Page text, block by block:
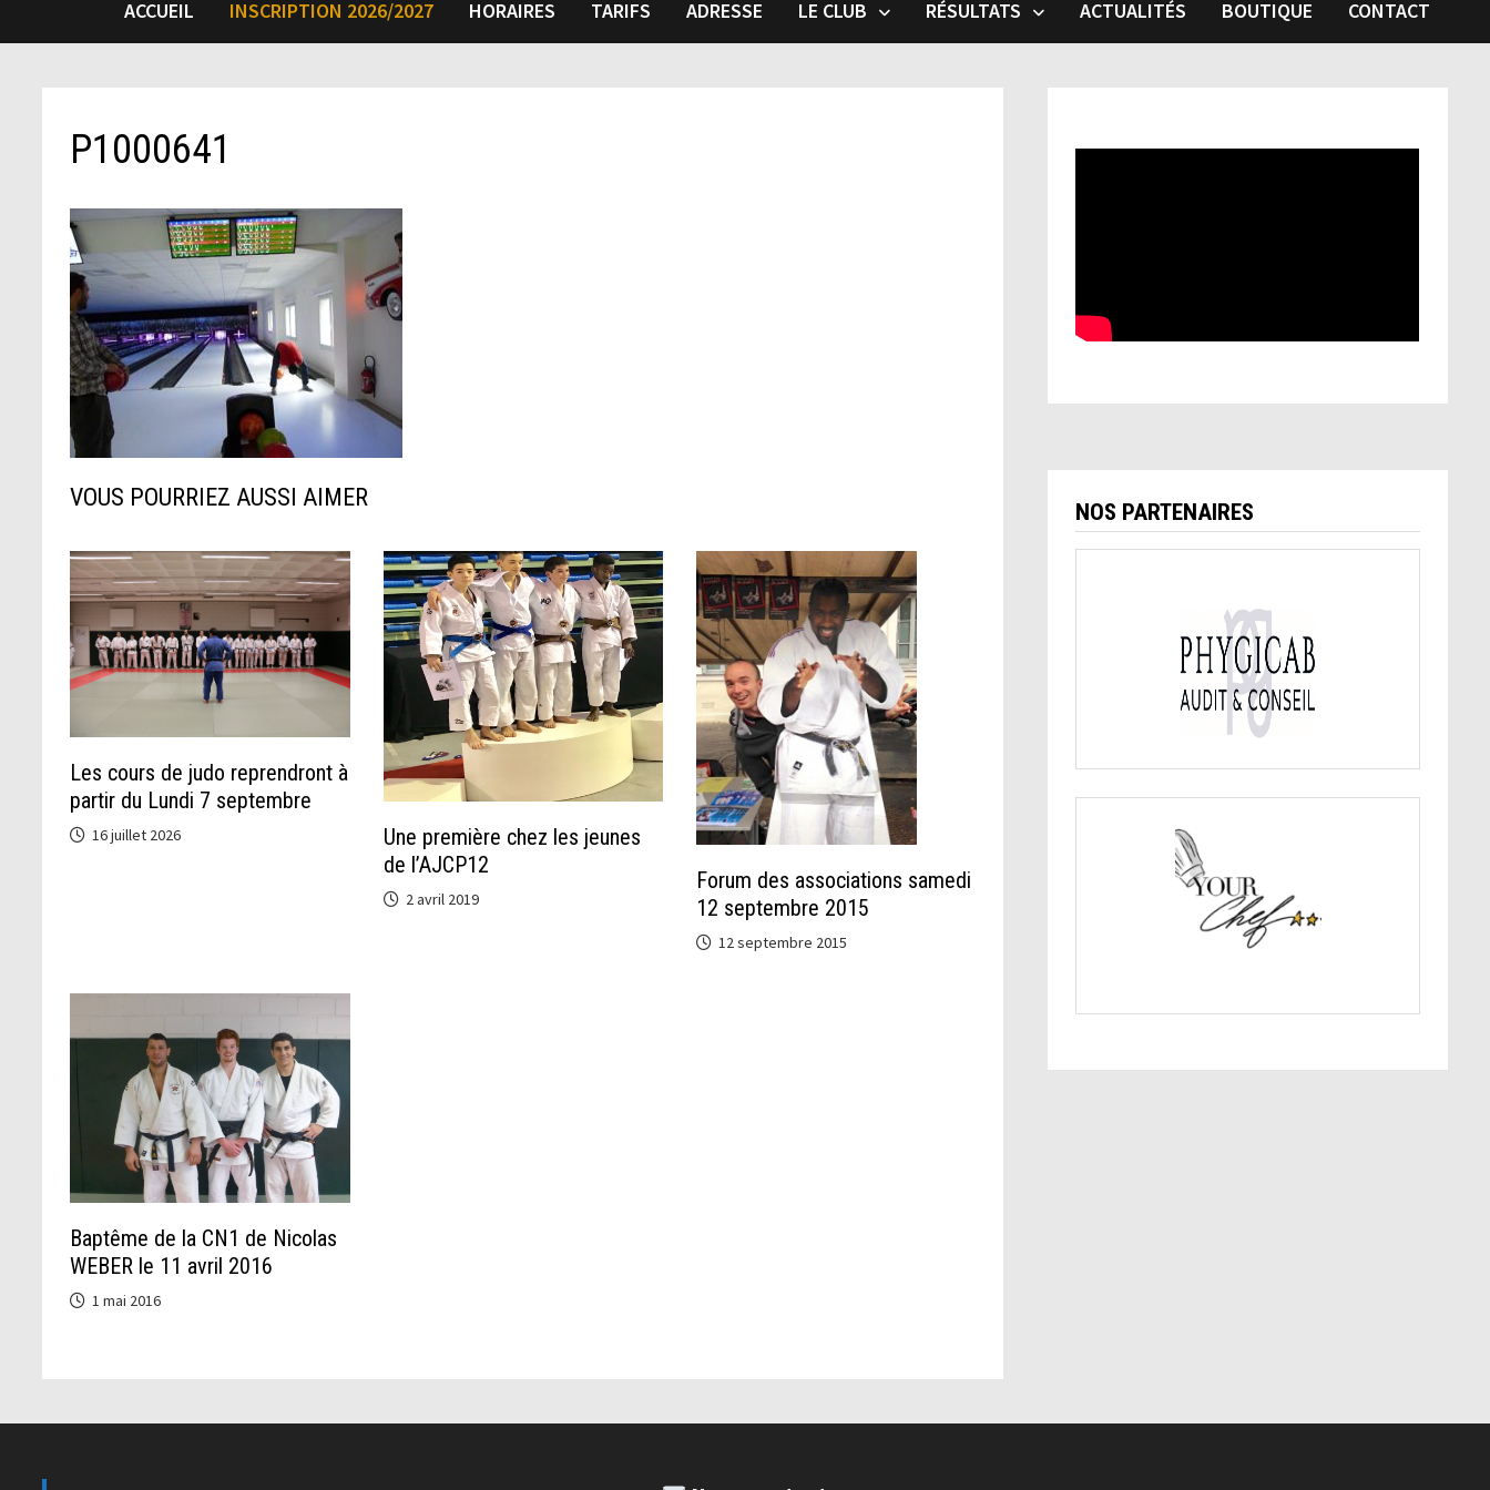
ACCUEIL INSCRIPTION 2026/2027 HORAIRES TARIFS ADRESSE LE CLUB RÉSULTATS ACTUALITÉS BOUTIQUE CONTACT
P1000641
VOUS POURRIEZ AUSSI AIMER
Les cours de judo reprendront à
partir du Lundi 7 septembre
16 juillet 2026
Une première chez les jeunes
de l’AJCP12
2 avril 2019
Forum des associations samedi
12 septembre 2015
12 septembre 2015
Baptême de la CN1 de Nicolas
WEBER le 11 avril 2016
1 mai 2016
NOS PARTENAIRES